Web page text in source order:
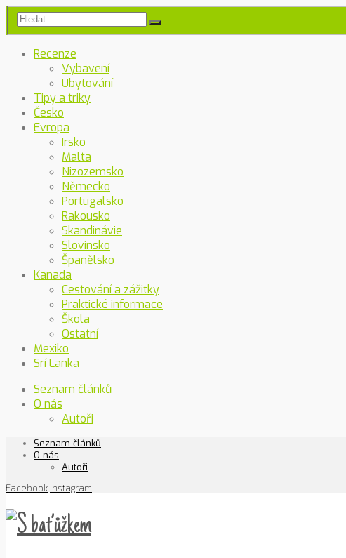
Recenze
Vybavení
Ubytování
Tipy a triky
Česko
Evropa
Irsko
Malta
Nizozemsko
Německo
Portugalsko
Rakousko
Skandinávie
Slovinsko
Španělsko
Kanada
Cestování a zážitky
Praktické informace
Škola
Ostatní
Mexiko
Srí Lanka
Seznam článků
O nás
Autoři
Seznam článků
O nás
Autoři
Facebook Instagram